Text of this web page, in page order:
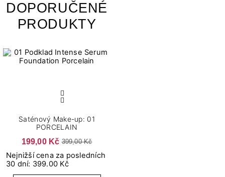
DOPORUČENÉ
PRODUKTY
Saténový Make-up: 01
PORCELAIN
199,00 Kč 399,00 Kč
Nejnižší cena za posledních
30 dní: 399.00 Kč